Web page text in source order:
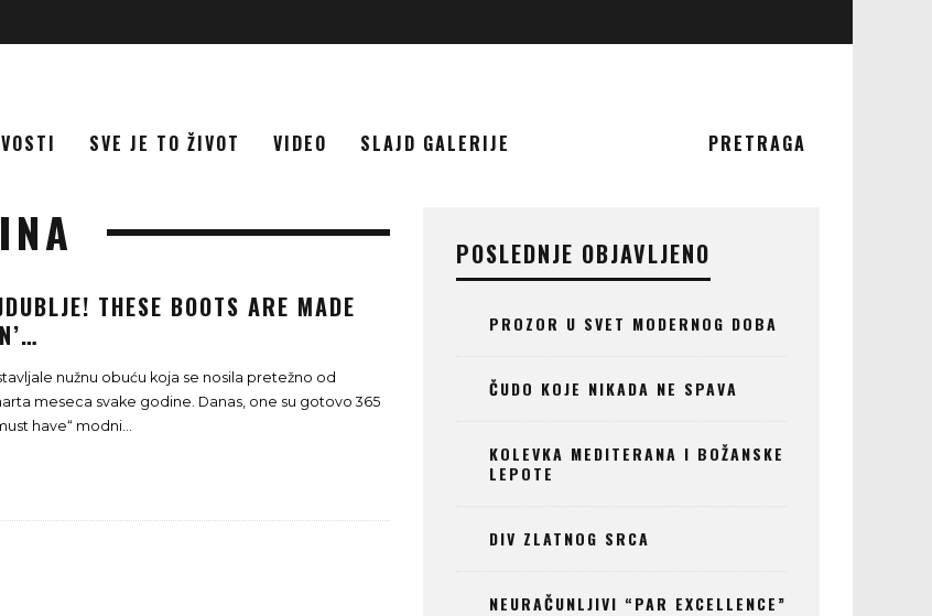
SVE JE TO ŽIVOT VIDEO SLAJD GALERIJE PRETRAGA
THESE BOOTS ARE MADE
nužnu obuću koja se nosila pretežno od
meseca svake godine. Danas, one su gotovo 365
have“ modni...
POSLEDNJE OBJAVLJENO
PROZOR U SVET MODERNOG DOBA
ČUDO KOJE NIKADA NE SPAVA
KOLEVKA MEDITERANA I BOŽANSKE
LEPOTE
DIV ZLATNOG SRCA
NEURAČUNLJIVI “PAR EXCELLENCE”